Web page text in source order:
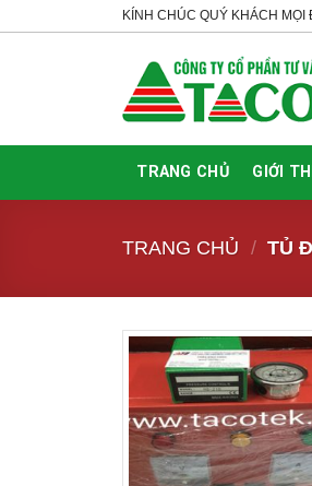
KÍNH CHÚC QUÝ KHÁCH MỌI
TRANG CHỦ GIỚI
TRANG CHỦ / TỦ